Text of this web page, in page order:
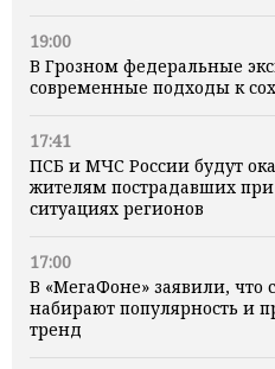
19:00
В Грозном федеральные
современные подходы к
17:41
ПСБ и МЧС России будут
жителям пострадавших
ситуациях регионов
17:00
В «МегаФоне» заявили,
набирают популярность и
тренд